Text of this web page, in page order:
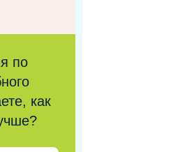
по
как